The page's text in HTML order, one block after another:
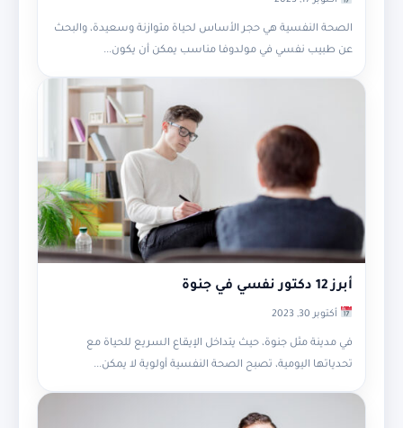
الصحة النفسية هي حجر الأساس لحياة متوازنة وسعيدة، والبحث
عن طبيب نفسي في مولدوفا مناسب يمكن أن يكون...
أبرز 12 دكتور نفسي في جنوة
أكتوبر 30, 2023
في مدينة مثل جنوة، حيث يتداخل الإيقاع السريع للحياة مع
تحدياتها اليومية، تصبح الصحة النفسية أولوية لا يمكن...